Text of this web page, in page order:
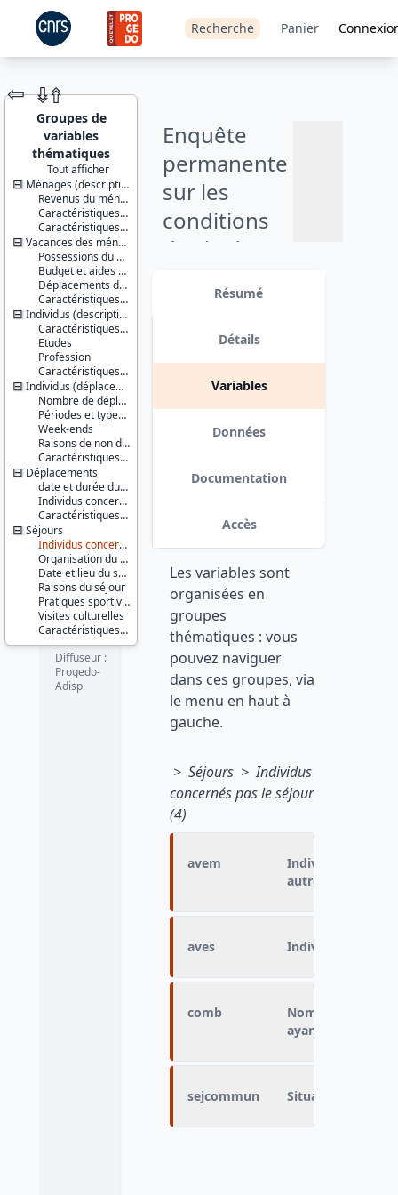
Recherche Panier
JEU DE
DONNÉES
Enquête
permanente
sur les
conditions
de vie des
partie
variable :
vacances -
octobre
2004
⇦ ⇮⇮
Groupes de
variables
thématiques
Tout afficher
Ménages (description)
Revenus du ménage
Caractéristiques du ménage et de la personne de référence
Caractéristiques d'enquête
Vacances des ménages
Possessions du ménage
Budget et aides pour les vacances
Déplacements des membres du ménage
Caractéristiques d'enquête
Individus (description)
Caractéristiques socio-démographiques
Etudes
Profession
Caractéristiques d'enquête
Individus (déplacements, séjours, week-ends)
Nombre de déplacements et de séjours
Périodes et types de séjours
Week-ends
Raisons de non déplacement
Caractéristiques d'enquête
Déplacements
date et durée du déplacement
Individus concernés par le déplacement
Caractéristiques d'enquête
Séjours
Individus concernés pas le séjour
Organisation du séjour
Date et lieu du séjour
Raisons du séjour
Pratiques sportives
Visites culturelles
Caractéristiques d'enquête
Identifiants :
lil-0396
doi:10.13144/lil-
0396
Thème :
Conditions
de vie et
société
Série :
Enquête
Permanente
sur les
Conditions
de Vie des
ménages
(EPCV)
Couverture
géographique :
France
métropolitaine
Producteur :
INSEE
Diffuseur :
Progedo-
Adisp
Résumé
Détails
Variables
Données
Documentation
Accès
Les variables sont
organisées en
groupes
thématiques : vous
pouvez naviguer
dans ces groupes, via
le menu en haut à
gauche.
> Séjours > Individus
concernés pas le séjour
(4)
avem
Individu
autre membre du
aves Individu seul
comb
Nombre de
ayant effectué le
sejcommun Situation de